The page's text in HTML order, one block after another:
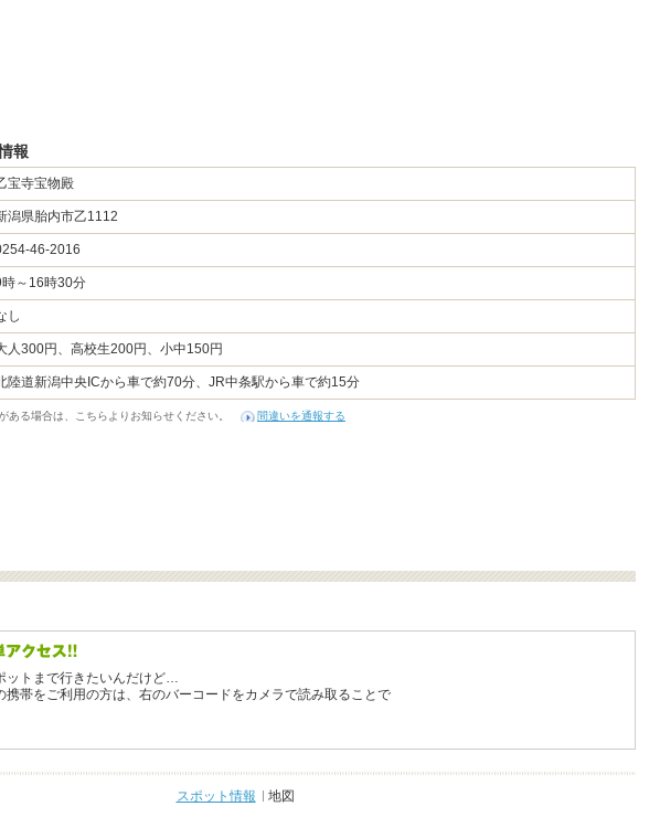
報
宝寺宝物殿
潟県胎内市乙1112
46-2016
～16時30分
し
人300円、高校生200円、小中150円
陸道新潟中央ICから車で約70分、JR中条駅から車で約15分
る場合は、こちらよりお知らせください。 間違いを通報する
ットまで行きたいんだけど…
携帯をご利用の方は、右のバーコードをカメラで読み取ることで
スポット情報 地図